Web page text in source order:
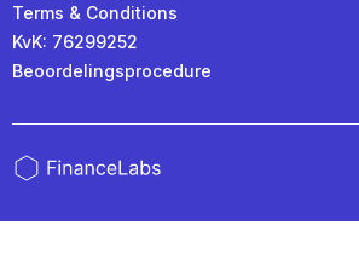
Terms & Conditions
KvK: 76299252
Beoordelingsprocedure